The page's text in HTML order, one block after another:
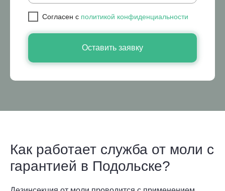
Cогласен с политикой конфиденциальности
Оставить заявку
Как работает служба от моли с
гарантией в Подольске?